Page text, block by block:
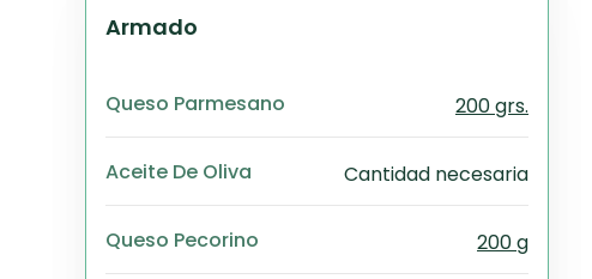
Armado
Queso Parmesano 200 grs.
Aceite De Oliva Cantidad necesaria
Queso Pecorino 200 g